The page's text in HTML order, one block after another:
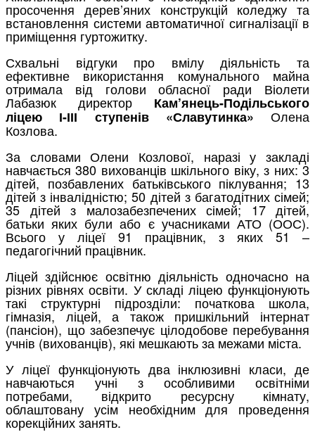
просочення дерев’яних конструкцій коледжу та
встановлення системи автоматичної сигналізації в
приміщення гуртожитку.
Схвальні відгуки про вмілу діяльність та
ефективне використання комунального майна
отримала від голови обласної ради Віолети
Лабазюк директор Кам’янець-Подільського
ліцею І-ІІІ ступенів «Славутинка» Олена
Козлова.
За словами Олени Козлової, наразі у закладі
навчається 380 вихованців шкільного віку, з них: 3
дітей, позбавлених батьківського піклування; 13
дітей з інвалідністю; 50 дітей з багатодітних сімей;
35 дітей з малозабезпечених сімей; 17 дітей,
батьки яких були або є учасниками АТО (ООС).
Всього у ліцеї 91 працівник, з яких 51 –
педагогічний працівник.
Ліцей здійснює освітню діяльність одночасно на
різних рівнях освіти. У складі ліцею функціонують
такі структурні підрозділи: початкова школа,
гімназія, ліцей, а також пришкільний інтернат
(пансіон), що забезпечує цілодобове перебування
учнів (вихованців), які мешкають за межами міста.
У ліцеї функціонують два інклюзивні класи, де
навчаються учні з особливими освітніми
потребами, відкрито ресурсну кімнату,
облаштовану усім необхідним для проведення
корекційних занять.